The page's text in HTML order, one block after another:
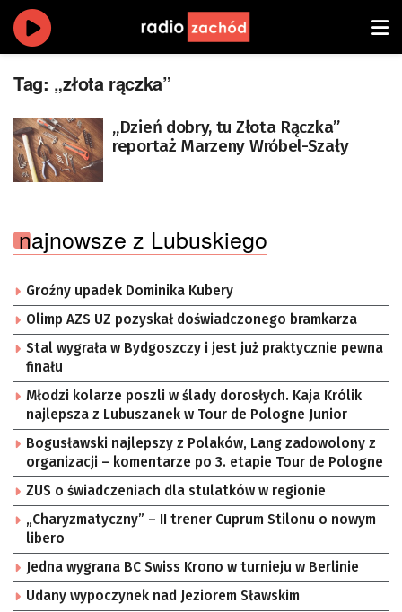
Tag: „złota rączka”
„Dzień dobry, tu Złota Rączka”
reportaż Marzeny Wróbel-Szały
najnowsze z Lubuskiego
Groźny upadek Dominika Kubery
Olimp AZS UZ pozyskał doświadczonego bramkarza
Stal wygrała w Bydgoszczy i jest już praktycznie pewna
finału
Młodzi kolarze poszli w ślady dorosłych. Kaja Królik
najlepsza z Lubuszanek w Tour de Pologne Junior
Bogusławski najlepszy z Polaków, Lang zadowolony z
organizacji – komentarze po 3. etapie Tour de Pologne
ZUS o świadczeniach dla stulatków w regionie
„Charyzmatyczny” – II trener Cuprum Stilonu o nowym
libero
Jedna wygrana BC Swiss Krono w turnieju w Berlinie
Udany wypoczynek nad Jeziorem Sławskim